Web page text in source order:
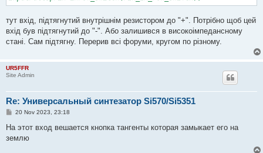
тут вхід, підтягнутий внутрішнім резистором до "+". Потрібно щоб цей
вхід був підтягнутий до "-". Або залишився в високоімпедансному
стані. Сам підтягну. Перерив всі форуми, кругом по різному.
UR5FFR
Site Admin
Re: Универсальный синтезатор Si570/Si5351
P
s
20 Nov 2023, 23:18
На этот вход вешается кнопка тангенты которая замыкает его на
землю